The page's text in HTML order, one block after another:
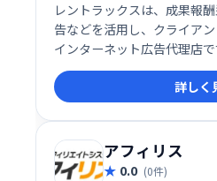
レントラックスは、成果報
告などを活用し、クライア
インターネット広告代理店
リエイトネットワークによ
り、効果的な広告戦略でビジ
す。
詳しく
アフィリス
0.0 (0件)